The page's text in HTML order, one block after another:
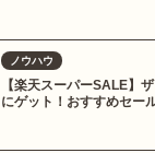
ノウハウ
【楽天スーパーSALE】
にゲット！おすすめセー